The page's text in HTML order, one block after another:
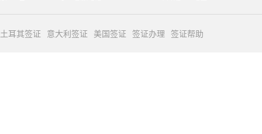
土耳其签证 意大利签证 美国签证 签证办理 签证帮助